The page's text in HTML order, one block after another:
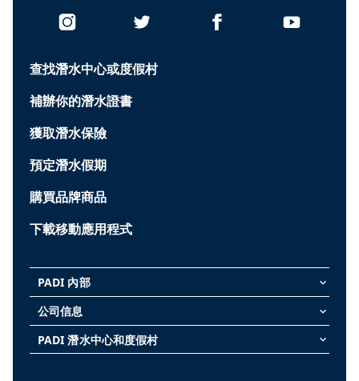
查找潛水中心或度假村
補辦你的潛水證書
獲取潛水保險
預定潛水假期
購買品牌商品
下載移動應用程式
PADI 內部 keyboard_arrow_down
公司信息 keyboard_arrow_down
PADI 潛水中心和度假村 keyboard_arrow_down